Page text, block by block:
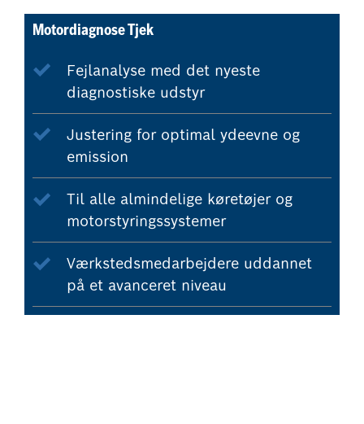
Motordiagnose Tjek
Fejlanalyse med det nyeste
diagnostiske udstyr
Justering for optimal ydeevne og
emission
Til alle almindelige køretøjer og
motorstyringssystemer
Værkstedsmedarbejdere uddannet
på et avanceret niveau